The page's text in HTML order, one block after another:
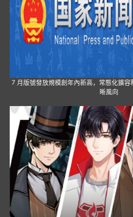
7 月版號發放規模創年內新高，常態化擴
晰風向